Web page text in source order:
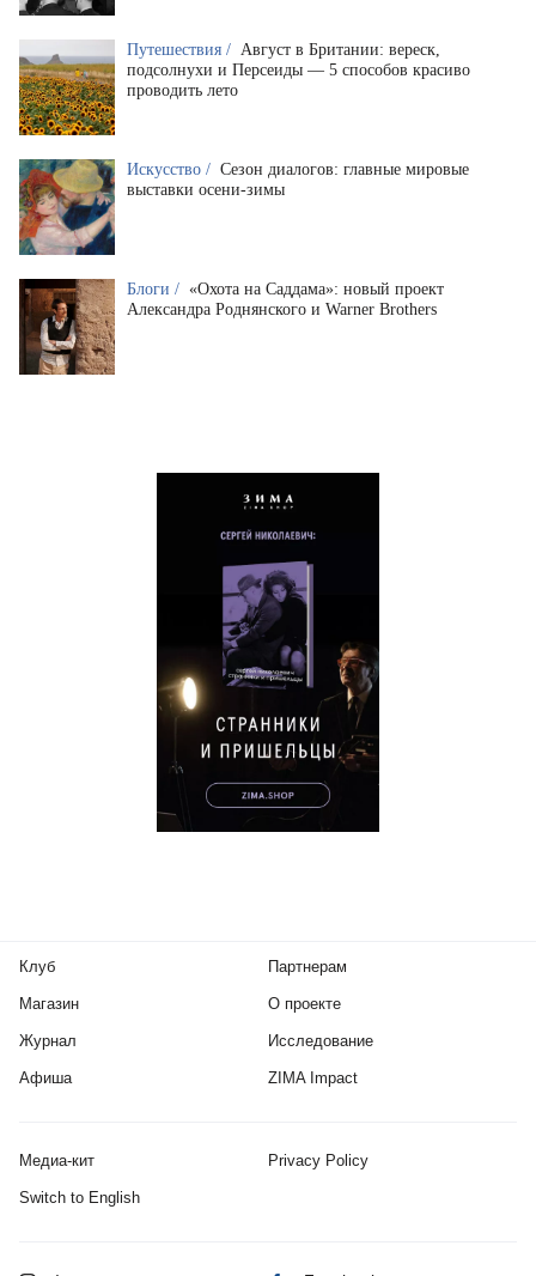
Путешествия / Август в Британии: вереск,
подсолнухи и Персеиды — 5 способов красиво
проводить лето
Искусство / Сезон диалогов: главные мировые
выставки осени-зимы
Блоги / «Охота на Саддама»: новый проект
Александра Роднянского и Warner Brothers
Клуб
Магазин
Журнал
Афиша
Партнерам
О проекте
Исследование
ZIMA Impact
Медиа-кит Privacy Policy
Switch to English